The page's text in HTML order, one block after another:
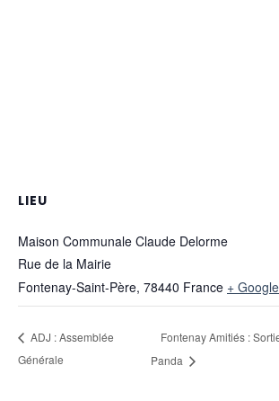
LIEU
Maison Communale Claude Delorme
Rue de la Mairie
Fontenay-Saint-Père, 78440 France +
ADJ : Assemblée
Générale
Fontenay Amitiés :
Panda